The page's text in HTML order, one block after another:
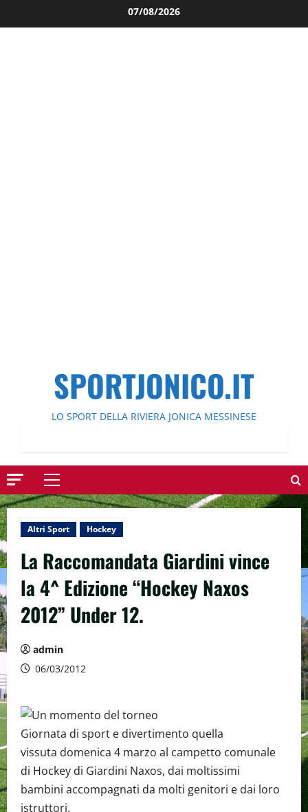
al
07/08/2026
SPORTJONICO.IT
LO SPORT DELLA RIVIERA JONICA MESSINESE
Menu
principale
Altri Sport Hockey
La Raccomandata Giardini vince
la 4^ Edizione “Hockey Naxos
2012” Under 12.
admin
06/03/2012
Giornata di sport e divertimento quella
vissuta domenica 4 marzo al campetto comunale
di Hockey di Giardini Naxos, dai moltissimi
bambini accompagnati da molti genitori e dai loro
istruttori.